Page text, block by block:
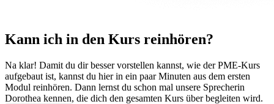
Kann ich in den Kurs reinhören?
Na klar! Damit du dir besser vorstellen kannst, wie der PME-Kurs
aufgebaut ist, kannst du hier in ein paar Minuten aus dem ersten
Modul reinhören. Dann lernst du schon mal unsere Sprecherin
Dorothea kennen, die dich den gesamten Kurs über begleiten wird.